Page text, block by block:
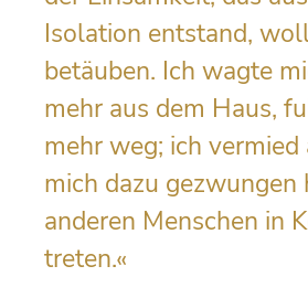
Isolation entstand,
betäuben. Ich wagte
mehr aus dem Haus,
mehr weg; ich
mich dazu gezwungen
anderen Menschen in
treten.«